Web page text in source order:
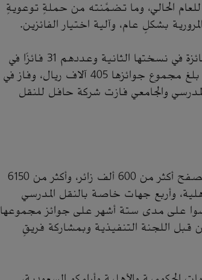
الحالي، وما تضمَّنته من حملةٍ توعويةٍ
بشكلٍ عام، وآلية اختيار الفائزين.
وأوضح الزهراني أن المجلس اعتمد أسماء الفائزين بالجائزة في نسختها الثانية وعددهم 31 فائزًا في
فرعي السائق المثالي للرخص الخاصة والعمومية، التي بلغ مجموع جوائزها 405 آلاف ريال، وفاز في
والجامعي فازت شركة حافل للنقل
تطرَّق الزهراني إلى أن الموقع الإلكتروني للجائزة شهد تصفح أكثر من 600 ألف زائر، وأكثر من 6150
و20 جهة حكومية وأهلية، وأربع جهات خاصة بالنقل المدرسي
على مدى ستة أشهر على جوائز مجموعها
اللجنة التنفيذية وبمشاركة فريقٍ